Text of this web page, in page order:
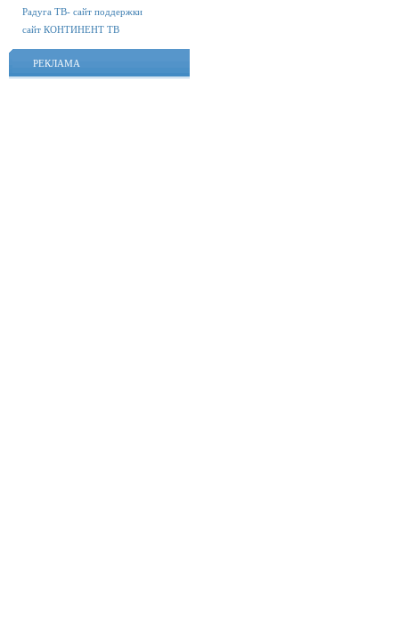
Радуга ТВ- сайт поддержки
сайт КОНТИНЕНТ ТВ
РЕКЛАМА